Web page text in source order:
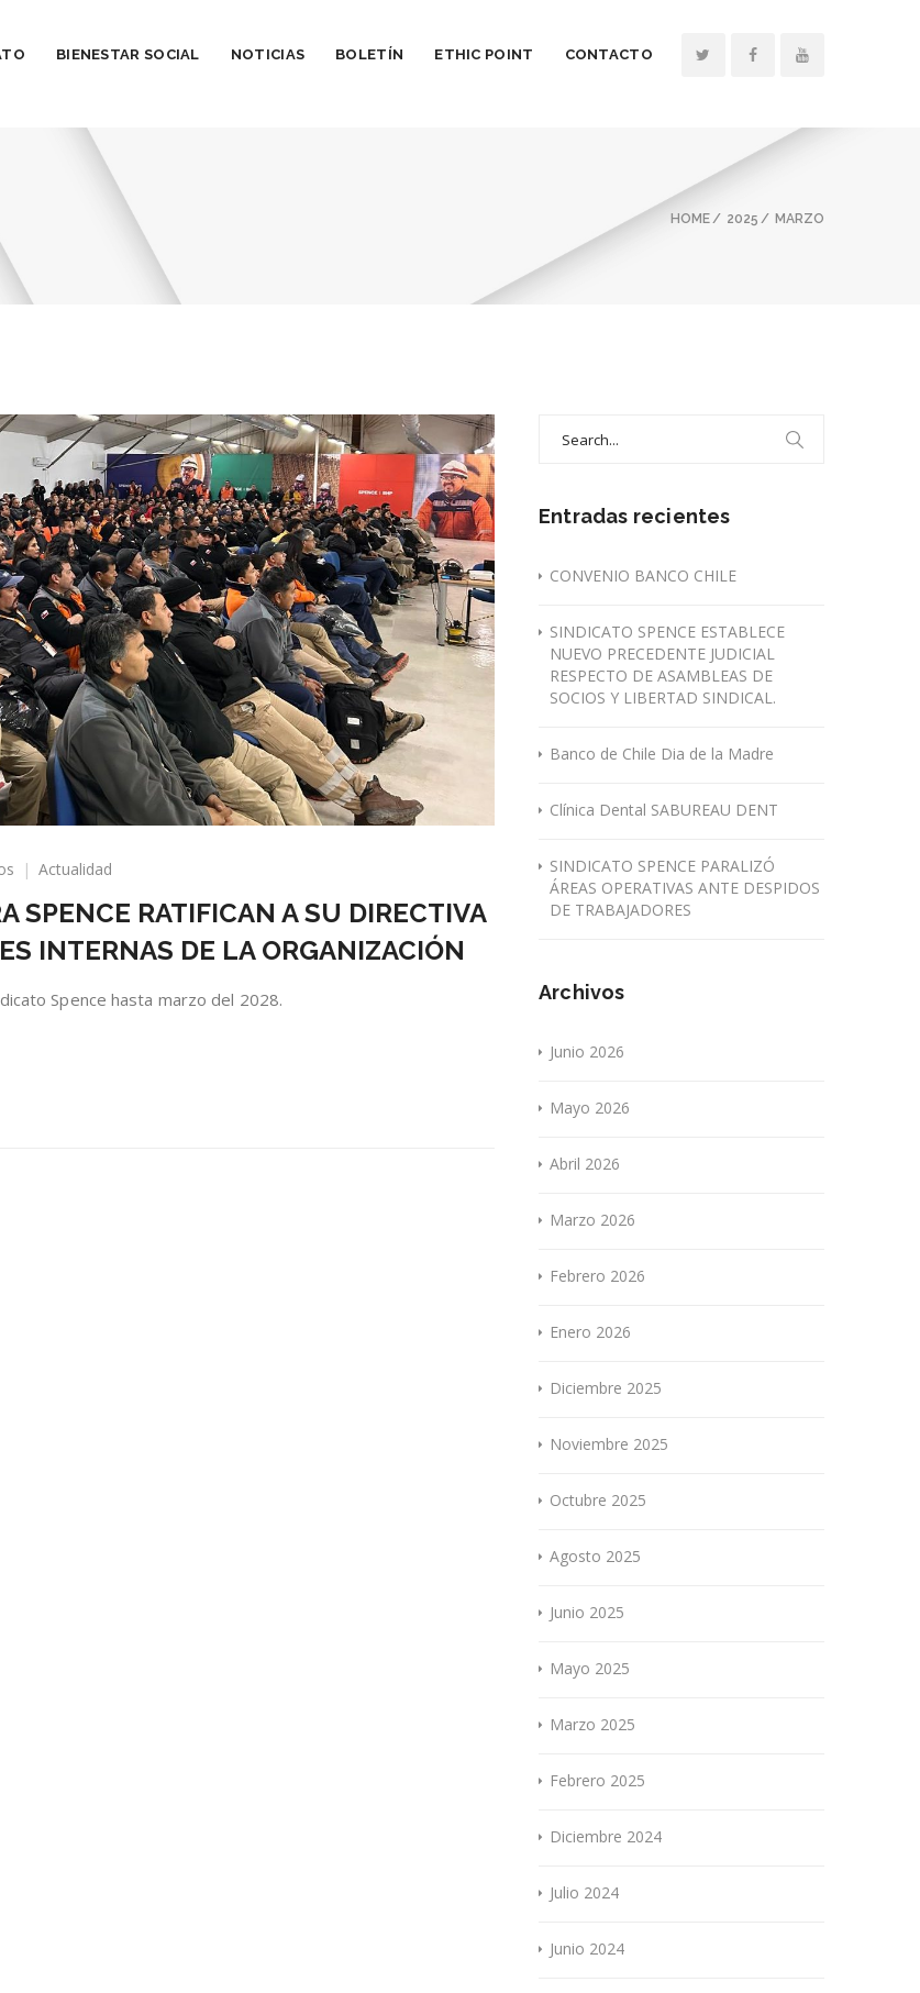
BIENESTAR SOCIAL NOTICIAS BOLETÍN ETHIC POINT CONTACTO
HOME 2025 MARZO
en
DE
SPENCE
A
Actualidad
SPENCE RATIFICAN A SU DIRECTIVA
INTERNAS DE LA ORGANIZACIÓN
Spence hasta marzo del 2028.
Entradas recientes
CONVENIO BANCO CHILE
SINDICATO SPENCE ESTABLECE
NUEVO PRECEDENTE JUDICIAL
RESPECTO DE ASAMBLEAS DE
SOCIOS Y LIBERTAD SINDICAL.
Banco de Chile Dia de la Madre
Clínica Dental SABUREAU DENT
SINDICATO SPENCE PARALIZÓ
ÁREAS OPERATIVAS ANTE DESPIDOS
DE TRABAJADORES
Archivos
Junio 2026
Mayo 2026
Abril 2026
Marzo 2026
Febrero 2026
Enero 2026
Diciembre 2025
Noviembre 2025
Octubre 2025
Agosto 2025
Junio 2025
Mayo 2025
Marzo 2025
Febrero 2025
Diciembre 2024
Julio 2024
Junio 2024